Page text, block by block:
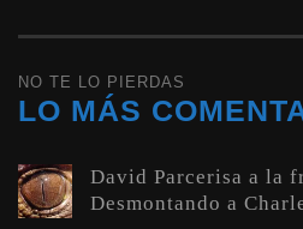
NO TE LO PIERDAS
LO MÁS
David Parcerisa a la
Desmontando a